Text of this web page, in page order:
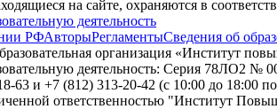
на сайте, охраняются в
деятельность
РФАвторыРегламентыСведения об
организация «Институт
деятельность: Серия 78ЛО2 №
63 и +7 (812) 313-20-42 (с 10:00 до 18:00
ответственностью "Институт